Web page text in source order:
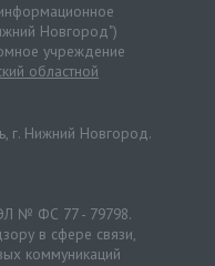
Новгород")
учреждение
областной
г. Нижний Новгород.
№ ФС 77 - 79798.
в сфере связи,
коммуникаций